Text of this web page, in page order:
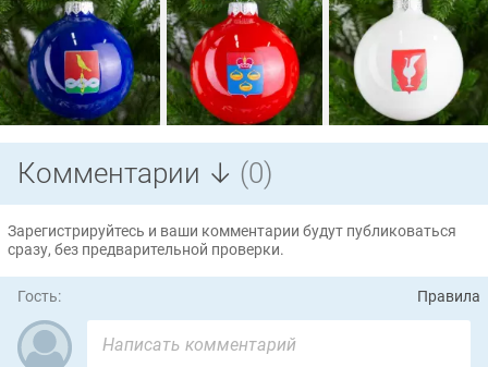
Комментарии ↓ (0)
Зарегистрируйтесь и ваши комментарии будут публиковаться
сразу, без предварительной проверки.
Гость: Правила